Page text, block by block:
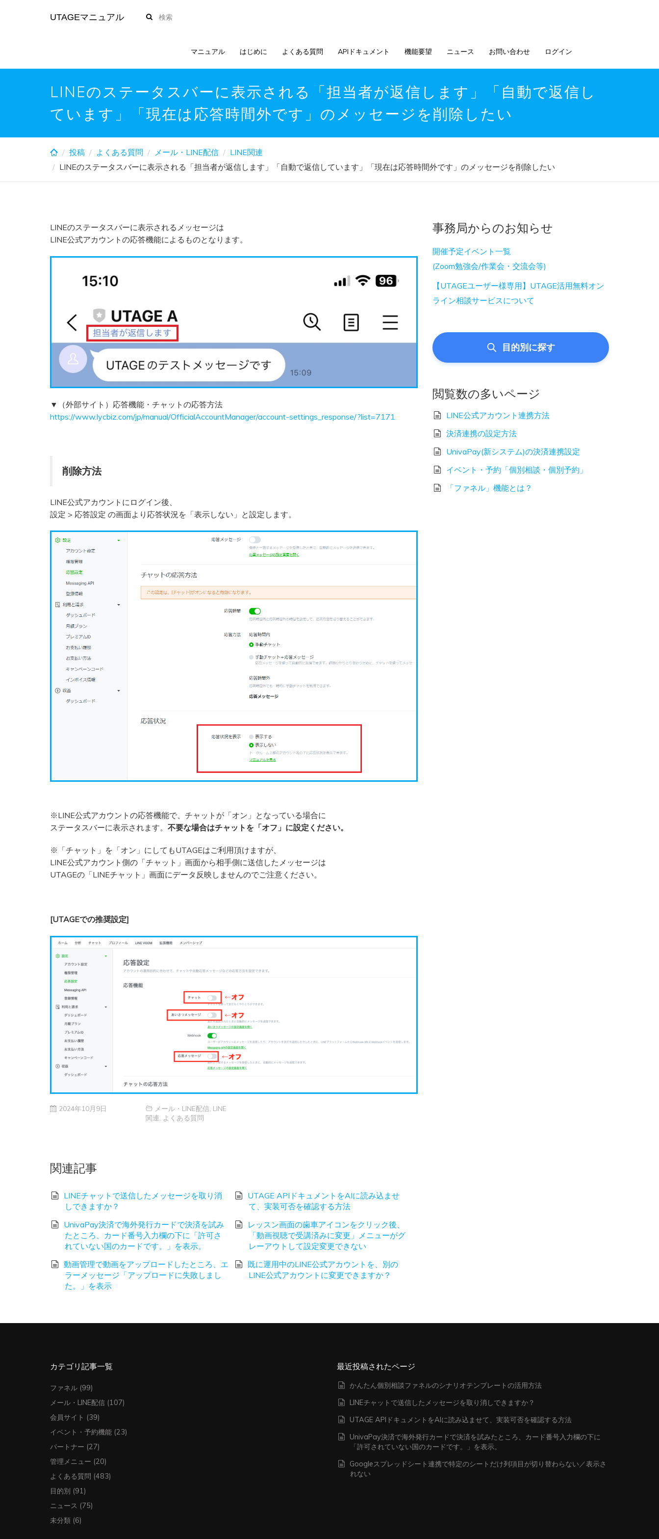
UTAGEマニュアル
マニュアル はじめに よくある質問 APIドキュメント 機能要望 ニュース お問い合わせ ログイン
LINEのステータスバーに表示される「担当者が返信します」「自動で返信し
ています」「現在は応答時間外です」のメッセージを削除したい
投稿 よくある質問 メール・LINE配信
LINE関連
LINEのステータスバーに表示される「担当者が返信します」「自動で返信しています」「現在は応答時間外です」のメッセージを削除したい
LINEのステータスバーに表示されるメッセージは
LINE公式アカウントの応答機能によるものとなります。
▼（外部サイト）応答機能・チャットの応答方法
https://www.lycbiz.com/jp/manual/OfficialAccountManager/account-settings_response/?list=7171
削除方法
LINE公式アカウントにログイン後、
設定 > 応答設定 の画面より応答状況を「表示しない」と設定します。
※LINE公式アカウントの応答機能で、チャットが「オン」となっている場合に
ステータスバーに表示されます。 不要な場合はチャットを「オフ」に設定ください。
※「チャット」を「オン」にしてもUTAGEはご利用頂けますが、
LINE公式アカウント側の「チャット」画面から相手側に送信したメッセージは
UTAGEの「LINEチャット」画面にデータ反映しませんのでご注意ください。
[UTAGEでの推奨設定]
2024年10月9日 メール・LINE配信 LINE
関連 よくある質問
関連記事
LINEチャットで送信したメッセージを取り消
しできますか？
UTAGE APIドキュメントをAIに読み込ませ
て、実装可否を確認する方法
UnivaPay決済で海外発行カードで決済を試み
たところ、カード番号入力欄の下に「許可さ
れていない国のカードです。」を表示。
レッスン画面の歯車アイコンをクリック後、
「動画視聴で受講済みに変更」メニューがグ
レーアウトして設定変更できない
動画管理で動画をアップロードしたところ、エ
ラーメッセージ「アップロードに失敗しまし
た。」を表示
既に運用中のLINE公式アカウントを、別の
LINE公式アカウントに変更できますか？
事務局からのお知らせ
開催予定イベント一覧
(Zoom勉強会/作業会・交流会等)
【UTAGEユーザー様専用】UTAGE活用無料オン
ライン相談サービスについて
目的別に探す
閲覧数の多いページ
LINE公式アカウント連携方法
決済連携の設定方法
UnivaPay(新システム)の決済連携設定
イベント・予約「個別相談・個別予約」
「ファネル」機能とは？
カテゴリ記事一覧
ファネル (99)
メール・LINE配信 (107)
会員サイト (39)
イベント・予約機能 (23)
パートナー (27)
管理メニュー (20)
よくある質問 (483)
目的別 (91)
ニュース (75)
未分類 (6)
最近投稿されたページ
かんたん個別相談ファネルのシナリオテンプレートの活用方法
LINEチャットで送信したメッセージを取り消しできますか？
UTAGE APIドキュメントをAIに読み込ませて、実装可否を確認する方法
UnivaPay決済で海外発行カードで決済を試みたところ、カード番号入力欄の下に
「許可されていない国のカードです。」を表示。
Googleスプレッドシート連携で特定のシートだけ列項目が切り替わらない／表示さ
れない